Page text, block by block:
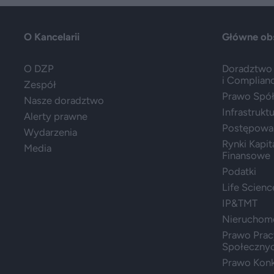
O Kancelarii
O DZP
Zespół
Nasze doradztwo
Alerty prawne
Wydarzenia
Media
Główne
Doradztwo
i
Prawo
Rynki
Finansowe
Podatki
Life
IP&TMT
Prawo
Prawo